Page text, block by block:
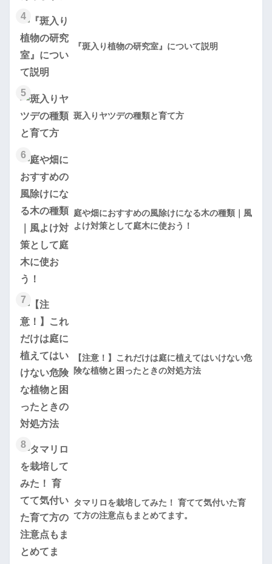
4
『斑入り植物の研究室』について説明
5
斑入りヤツデの種類と育て方
6
庭や畑におすすめの風除けになる木の種類｜風
よけ対策として庭木に使おう！
7
【注意！】これだけは庭に植えてはいけない危
険な植物と困ったときの対処方法
8
タマリロを栽培してみた！ 育てて気付いた育
て方の注意点もまとめてます。